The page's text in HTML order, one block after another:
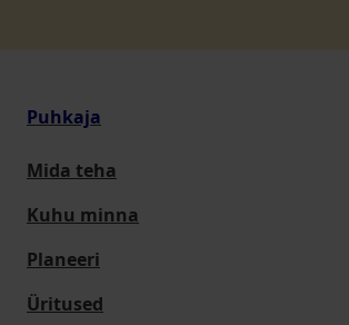
Puhkaja
Mida teha
Kuhu minna
Planeeri
Üritused